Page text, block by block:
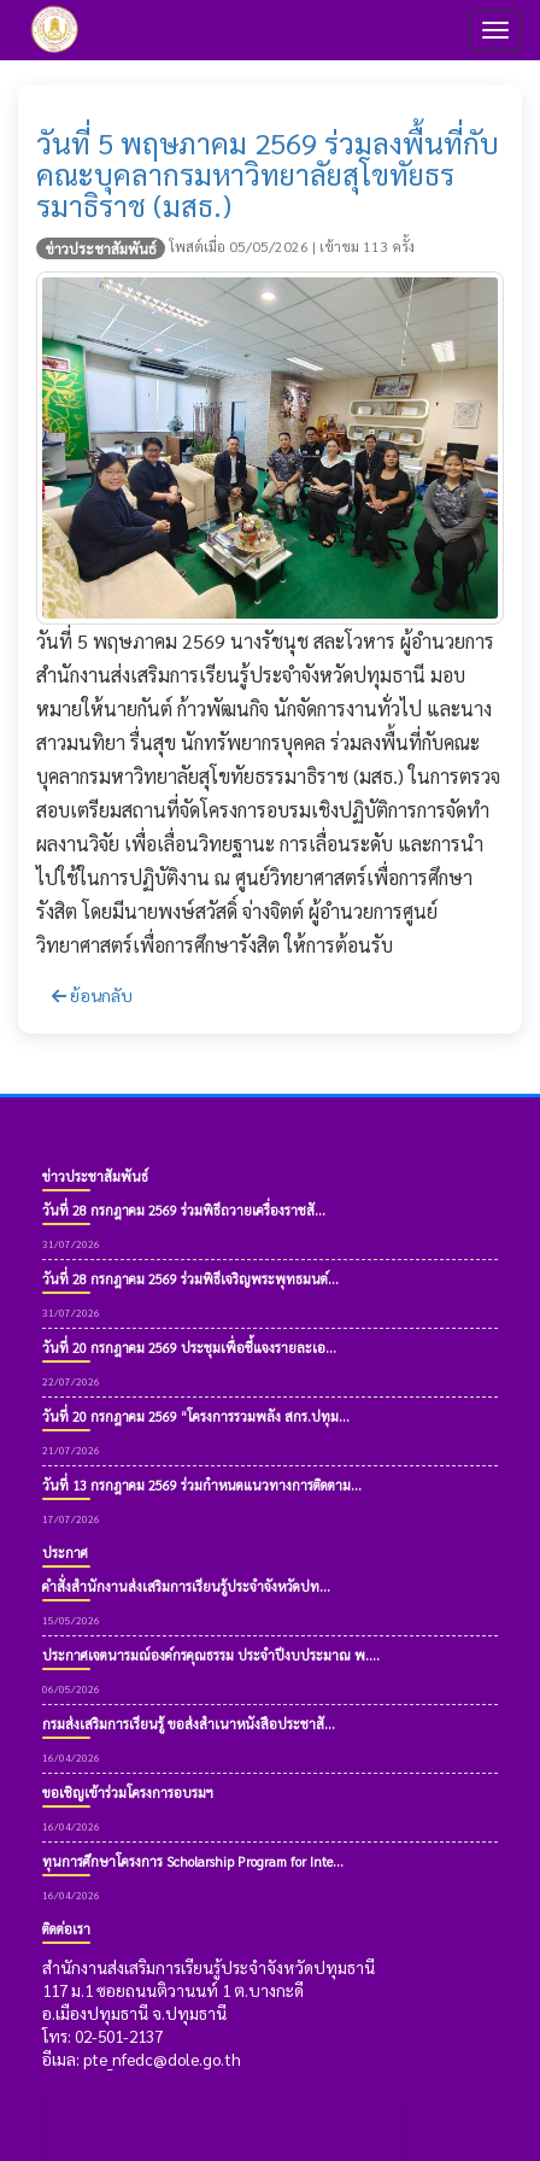
วันที่ 5 พฤษภาคม 2569 ร่วมลงพื้นที่กับ
คณะบุคลากรมหาวิทยาลัยสุโขทัยธร
รมาธิราช (มสธ.)
ข่าวประชาสัมพันธ์ โพสต์เมื่อ 05/05/2026 | เข้าชม 113 ครั้ง
วันที่ 5 พฤษภาคม 2569 นางรัชนุช สละโวหาร ผู้อำนวยการ
สำนักงานส่งเสริมการเรียนรู้ประจำจังหวัดปทุมธานี มอบ
หมายให้นายกันต์ ก้าวพัฒนกิจ นักจัดการงานทั่วไป และนาง
สาวมนทิยา รื่นสุข นักทรัพยากรบุคคล ร่วมลงพื้นที่กับคณะ
บุคลากรมหาวิทยาลัยสุโขทัยธรรมาธิราช (มสธ.) ในการตรวจ
สอบเตรียมสถานที่จัดโครงการอบรมเชิงปฏิบัติการการจัดทำ
ผลงานวิจัย เพื่อเลื่อนวิทยฐานะ การเลื่อนระดับ และการนำ
ไปใช้ในการปฏิบัติงาน ณ ศูนย์วิทยาศาสตร์เพื่อการศึกษา
รังสิต โดยมีนายพงษ์สวัสดิ์ จ่างจิตต์ ผู้อำนวยการศูนย์
วิทยาศาสตร์เพื่อการศึกษารังสิต ให้การต้อนรับ
ย้อนกลับ
ข่าวประชาสัมพันธ์
วันที่ 28 กรกฎาคม 2569 ร่วมพิธีถวายเครื่องราชสั...
31/07/2026
วันที่ 28 กรกฎาคม 2569 ร่วมพิธีเจริญพระพุทธมนต์...
31/07/2026
วันที่ 20 กรกฎาคม 2569 ประชุมเพื่อชี้แจงรายละเอ...
22/07/2026
วันที่ 20 กรกฎาคม 2569 “โครงการรวมพลัง สกร.ปทุม...
21/07/2026
วันที่ 13 กรกฎาคม 2569 ร่วมกำหนดแนวทางการติดตาม...
17/07/2026
ประกาศ
คำสั่งสำนักงานส่งเสริมการเรียนรู้ประจำจังหวัดปท...
15/05/2026
ประกาศเจตนารมณ์องค์กรคุณธรรม ประจำปีงบประมาณ พ....
06/05/2026
กรมส่งเสริมการเรียนรู้ ขอส่งสำเนาหนังสือประชาสั...
16/04/2026
ขอเชิญเข้าร่วมโครงการอบรมฯ
16/04/2026
ทุนการศึกษาโครงการ Scholarship Program for Inte...
16/04/2026
ติดต่อเรา
สำนักงานส่งเสริมการเรียนรู้ประจำจังหวัดปทุมธานี
117 ม.1 ซอยถนนติวานนท์ 1 ต.บางกะดี
อ.เมืองปทุมธานี จ.ปทุมธานี
โทร: 02-501-2137
อีเมล: pte_nfedc@dole.go.th